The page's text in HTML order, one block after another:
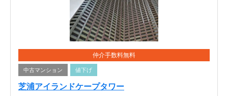
仲介手数料無料
中古マンション 値下げ
芝浦アイランドケープタワー